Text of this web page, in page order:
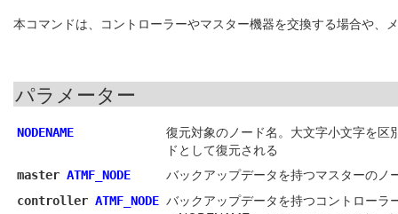
本コマンドは、コントローラーやマスター機器を交換する場合や
パラメーター
NODENAME
復元対象のノード名。大文字小文字を
ドとして復元される
master ATMF_NODE バックアップデータを持つマスターのノ
controller ATMF_NODE バックアップデータを持つコントロー